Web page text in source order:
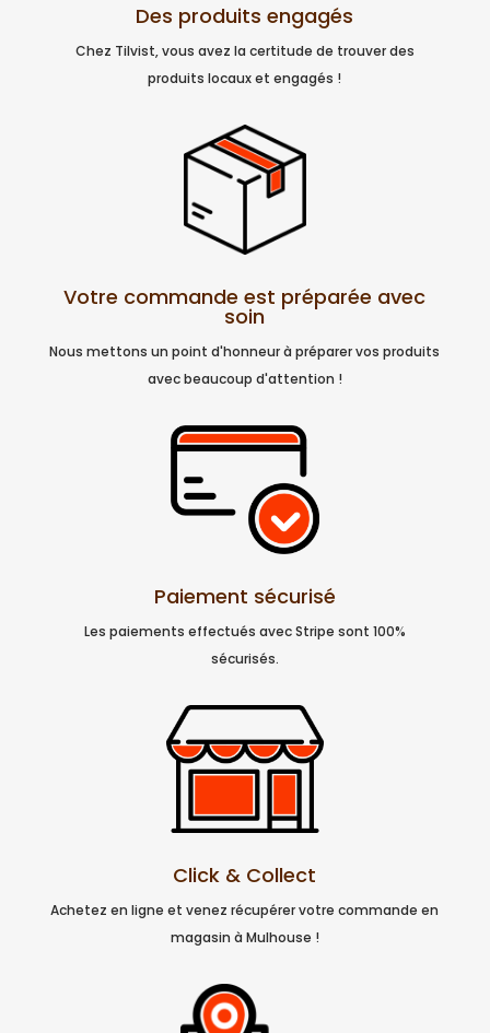
Des produits engagés
Chez Tilvist, vous avez la certitude de trouver des
produits locaux et engagés !
Votre commande est préparée avec
soin
Nous mettons un point d'honneur à préparer vos produits
avec beaucoup d'attention !
Paiement sécurisé
Les paiements effectués avec Stripe sont 100%
sécurisés.
Click & Collect
Achetez en ligne et venez récupérer votre commande en
magasin à Mulhouse !